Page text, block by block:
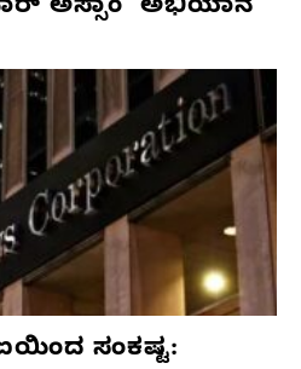
ಅಸ್ಸಾಂ’ ಅಭಿಯಾನ
ಸಂಕಷ್ಟ: